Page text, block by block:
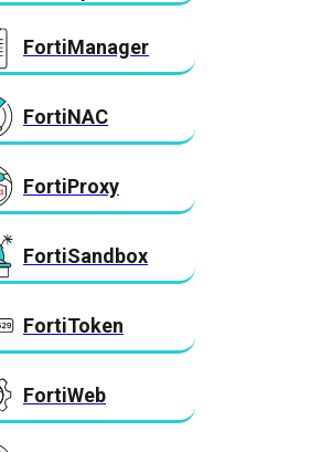
FortiManager
FortiNAC
FortiProxy
FortiSandbox
FortiToken
FortiWeb